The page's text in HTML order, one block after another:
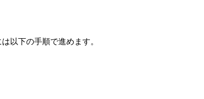
以下の手順で進めます。